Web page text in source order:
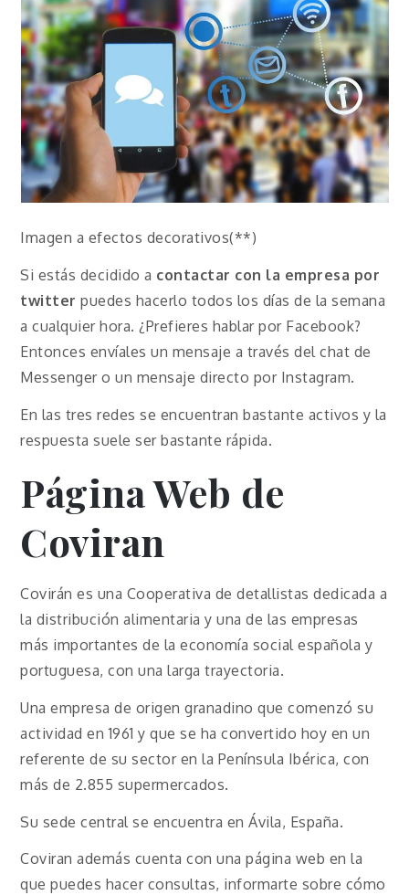
Imagen a efectos decorativos(**)
Si estás decidido a contactar con la empresa por
twitter puedes hacerlo todos los días de la semana
a cualquier hora. ¿Prefieres hablar por Facebook?
Entonces envíales un mensaje a través del chat de
Messenger o un mensaje directo por Instagram.
En las tres redes se encuentran bastante activos y la
respuesta suele ser bastante rápida.
Página Web de
Coviran
​​​​Covirán es una Cooperativa de detallistas dedicada a
la distribución alimentaria y una de las empresas
más importantes de la economía social española y
portuguesa, con una larga trayectoria.
Una empresa de origen granadino que comenzó su
actividad en 1961 y que se ha convertido hoy en un
referente de su sector en la Península Ibérica, con
más de 2.855 supermercados.
Su sede central se encuentra en Ávila, España.
Coviran además cuenta con una página web en la
que puedes hacer consultas, informarte sobre cómo